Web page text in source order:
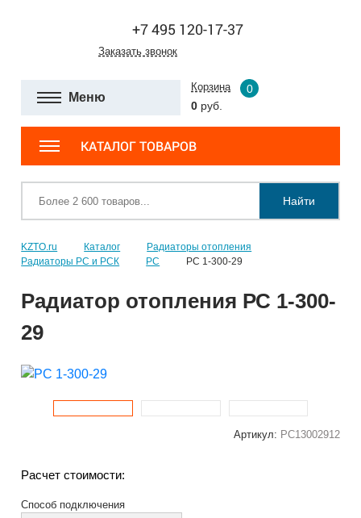
+7 495 120-17-37
Заказать звонок
Меню
Корзина
0
0 руб.
КАТАЛОГ ТОВАРОВ
Найти
KZTO.ru Каталог
Радиаторы отопления
Радиаторы РС и РСК
РС РС 1-300-29
Радиатор отопления РС 1-300-
29
Артикул: РС13002912
Расчет стоимости:
Способ подключения